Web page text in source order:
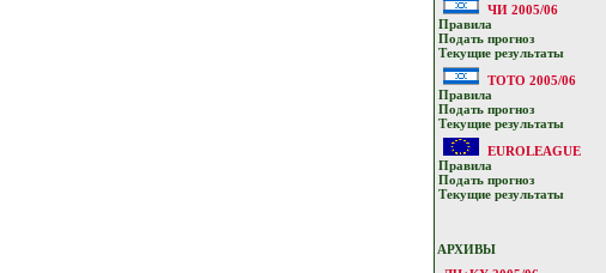
ЧИ 2005/06
Прaвилa
Подать прoгнoз
Текущие результaты
ТОТО 2005/06
Прaвилa
Подать прoгнoз
Текущие результaты
EUROLEAGUE
Прaвилa
Подать прoгнoз
Текущие результaты
АРХИВЫ